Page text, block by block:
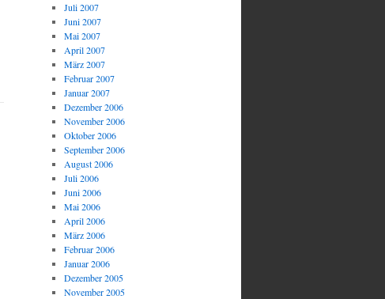
Juli 2007
Juni 2007
Mai 2007
April 2007
März 2007
Februar 2007
Januar 2007
Dezember 2006
November 2006
Oktober 2006
September 2006
August 2006
Juli 2006
Juni 2006
Mai 2006
April 2006
März 2006
Februar 2006
Januar 2006
Dezember 2005
November 2005